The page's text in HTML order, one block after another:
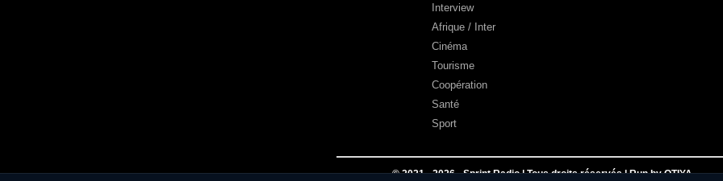
Interview
Afrique / Inter
Cinéma
Tourisme
Coopération
Santé
Sport
© 2021 - 2026 - Sprint Radio | Tous droits réservés | Run by OTIYA